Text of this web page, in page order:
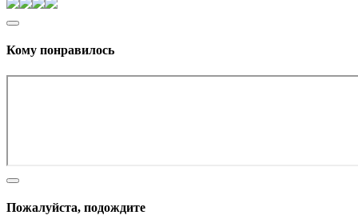
Кому понравилось
Пожалуйста, подождите